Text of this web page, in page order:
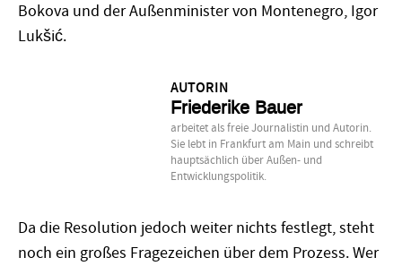
Bokova und der Außenminister von Montenegro, Igor
Lukšić.
AUTORIN
Friederike Bauer
arbeitet als freie Journalistin und Autorin.
Sie lebt in Frankfurt am Main und schreibt
hauptsächlich über Außen- und
Entwicklungspolitik.
Da die Resolution jedoch weiter nichts festlegt, steht
noch ein großes Fragezeichen über dem Prozess. Wer